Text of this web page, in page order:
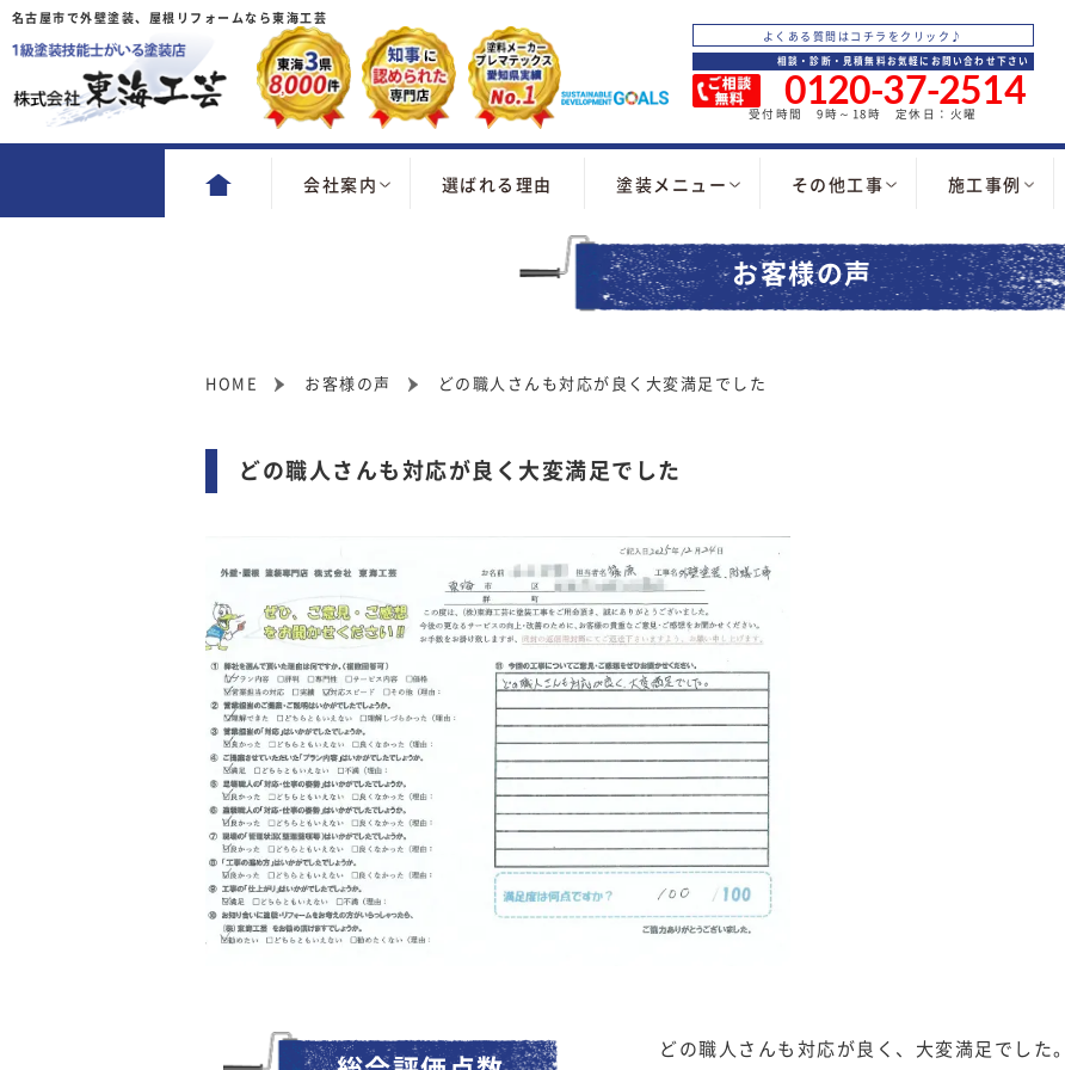
名古屋市で外壁塗装、屋根リフォームなら東海工芸
よくある質問はコチラをクリック♪
相談・診断・見積無料お気軽にお問い合わせ下さい
0120-37-2514
受付時間 9時～18時 定休日：火曜
会社案内 選ばれる理由 塗装メニュー その他工事 施工事例
お客様の声
HOME お客様の声 どの職人さんも対応が良く大変満足でした
どの職人さんも対応が良く大変満足でした
どの職人さんも対応が良く、大変満足でした。